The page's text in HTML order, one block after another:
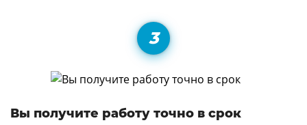
Вы получите работу точно в срок